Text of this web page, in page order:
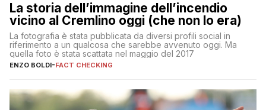
La storia dell’immagine dell’incendio
vicino al Cremlino oggi (che non lo era)
La fotografia è stata pubblicata da diversi profili social in
riferimento a un qualcosa che sarebbe avvenuto oggi. Ma
quella foto è stata scattata nel maggio del 2017
ENZO BOLDI-FACT CHECKING